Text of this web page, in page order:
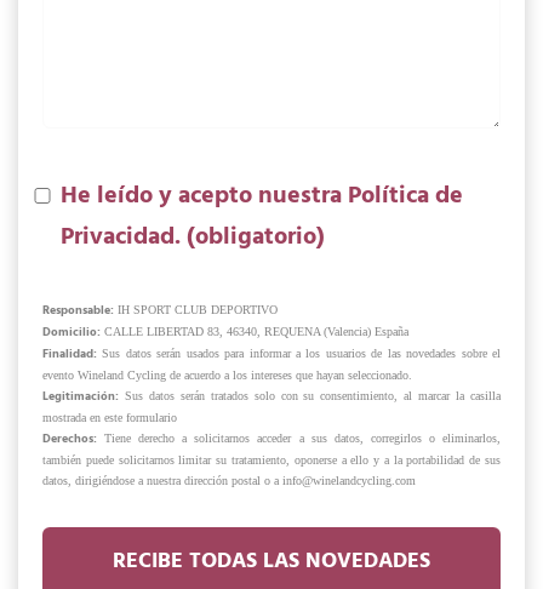
He leído y acepto nuestraPolítica de
Privacidad.(obligatorio)
Responsable: IH SPORT CLUB DEPORTIVO
Domicilio: CALLE LIBERTAD 83, 46340, REQUENA (Valencia) España
Finalidad: Sus datos serán usados para informar a los usuarios de las novedades sobre el
evento Wineland Cycling de acuerdo a los intereses que hayan seleccionado.
Legitimación: Sus datos serán tratados solo con su consentimiento, al marcar la casilla
mostrada en este formulario
Derechos: Tiene derecho a solicitarnos acceder a sus datos, corregirlos o eliminarlos,
también puede solicitarnos limitar su tratamiento, oponerse a ello y a la portabilidad de sus
datos, dirigiéndose a nuestra dirección postal o a info@winelandcycling.com